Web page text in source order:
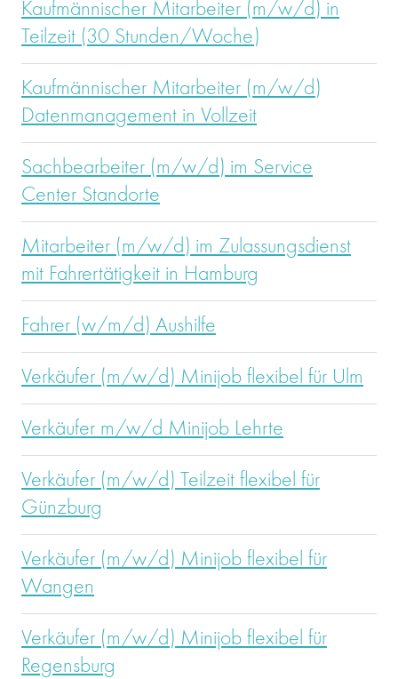
Kaufmännischer Mitarbeiter (m/w/d) in
Teilzeit (30 Stunden/Woche)
Kaufmännischer Mitarbeiter (m/w/d)
Datenmanagement in Vollzeit
Sachbearbeiter (m/w/d) im Service
Center Standorte
Mitarbeiter (m/w/d) im Zulassungsdienst
mit Fahrertätigkeit in Hamburg
Fahrer (w/m/d) Aushilfe
Verkäufer (m/w/d) Minijob flexibel für Ulm
Verkäufer m/w/d Minijob Lehrte
Verkäufer (m/w/d) Teilzeit flexibel für
Günzburg
Verkäufer (m/w/d) Minijob flexibel für
Wangen
Verkäufer (m/w/d) Minijob flexibel für
Regensburg